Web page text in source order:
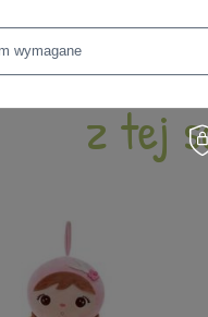
z tej
wymagane